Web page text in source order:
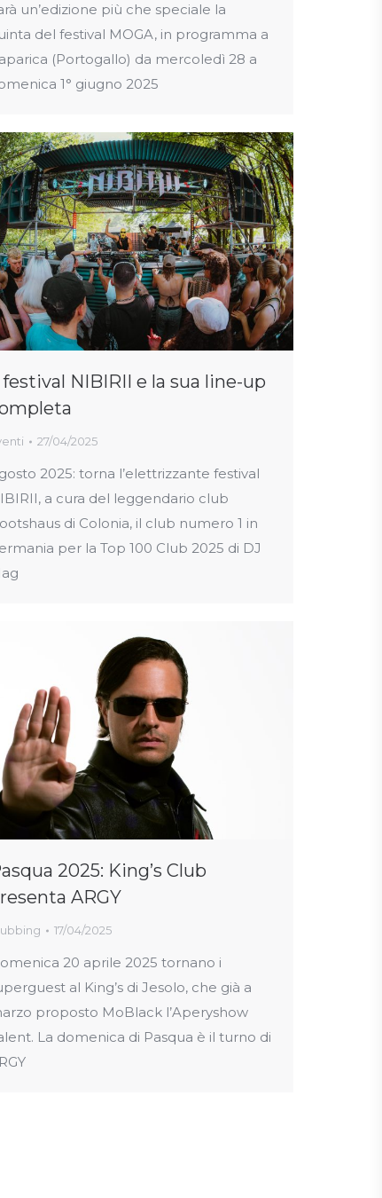
un’edizione più che speciale la
del festival MOGA, in programma a
(Portogallo) da mercoledì 28 a
1° giugno 2025
festival NIBIRII e la sua line-up
27/04/2025
2025: torna l’elettrizzante festival
a cura del leggendario club
di Colonia, il club numero 1 in
per la Top 100 Club 2025 di DJ
2025: King’s Club
ARGY
17/04/2025
20 aprile 2025 tornano i
al King’s di Jesolo, che già a
proposto MoBlack l’Aperyshow
La domenica di Pasqua è il turno di